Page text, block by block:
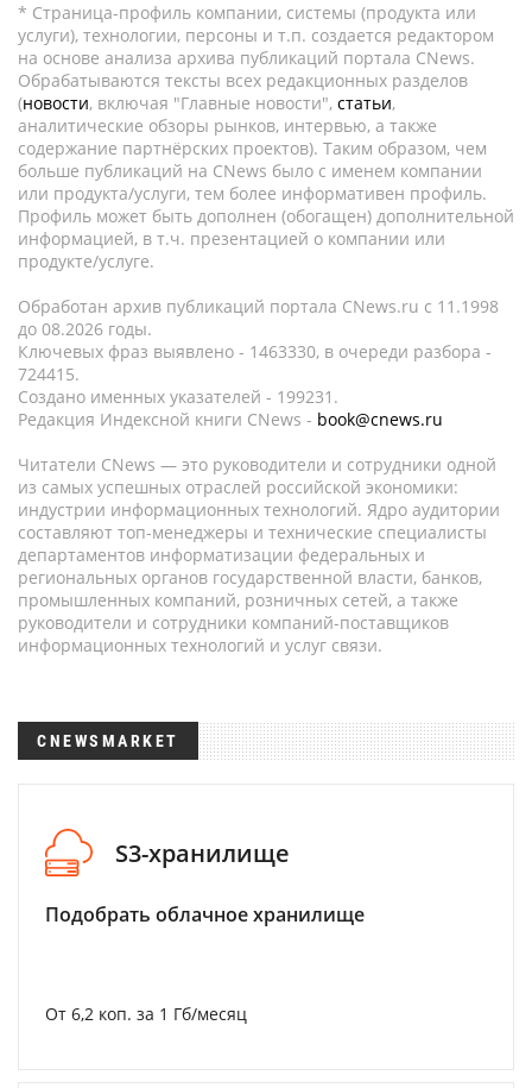
* Страница-профиль компании, системы (продукта или
услуги), технологии, персоны и т.п. создается редактором
на основе анализа архива публикаций портала CNews.
Обрабатываются тексты всех редакционных разделов
(новости, включая "Главные новости", статьи,
аналитические обзоры рынков, интервью, а также
содержание партнёрских проектов). Таким образом, чем
больше публикаций на CNews было с именем компании
или продукта/услуги, тем более информативен профиль.
Профиль может быть дополнен (обогащен) дополнительной
информацией, в т.ч. презентацией о компании или
продукте/услуге.
Обработан архив публикаций портала CNews.ru c 11.1998
до 08.2026 годы.
Ключевых фраз выявлено - 1463330, в очереди разбора -
724415.
Создано именных указателей - 199231.
Редакция Индексной книги CNews - book@cnews.ru
Читатели CNews — это руководители и сотрудники одной
из самых успешных отраслей российской экономики:
индустрии информационных технологий. Ядро аудитории
составляют топ-менеджеры и технические специалисты
департаментов информатизации федеральных и
региональных органов государственной власти, банков,
промышленных компаний, розничных сетей, а также
руководители и сотрудники компаний-поставщиков
информационных технологий и услуг связи.
CNEWSMARKET
S3-хранилище
Подобрать облачное хранилище
От 6,2 коп. за 1 Гб/месяц